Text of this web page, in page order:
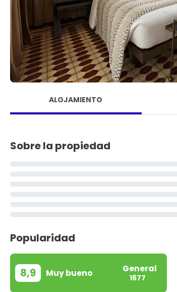
ALOJAMIENTO
Sobre la propiedad
Popularidad
8,9 Muy bueno General
1677